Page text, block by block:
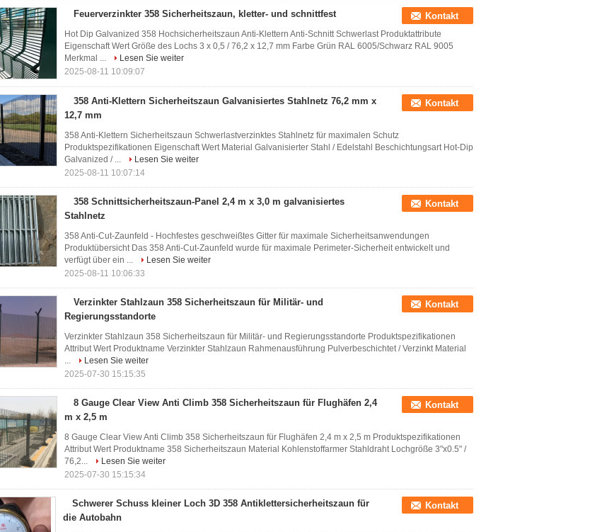
Feuerverzinkter 358 Sicherheitszaun, kletter- und schnittfest Kontakt
Hot Dip Galvanized 358 Hochsicherheitszaun Anti-Klettern Anti-Schnitt Schwerlast Produktattribute
Eigenschaft Wert Größe des Lochs 3 x 0,5 / 76,2 x 12,7 mm Farbe Grün RAL 6005/Schwarz RAL 9005
Merkmal ...
Lesen Sie weiter
2025-08-11 10:09:07
358 Anti-Klettern Sicherheitszaun Galvanisiertes Stahlnetz 76,2 mm x
12,7 mm
Kontakt
358 Anti-Klettern Sicherheitszaun Schwerlastverzinktes Stahlnetz für maximalen Schutz
Produktspezifikationen Eigenschaft Wert Material Galvanisierter Stahl / Edelstahl Beschichtungsart Hot-Dip
Galvanized / ...
Lesen Sie weiter
2025-08-11 10:07:14
358 Schnittsicherheitszaun-Panel 2,4 m x 3,0 m galvanisiertes
Stahlnetz
Kontakt
358 Anti-Cut-Zaunfeld - Hochfestes geschweißtes Gitter für maximale Sicherheitsanwendungen
Produktübersicht Das 358 Anti-Cut-Zaunfeld wurde für maximale Perimeter-Sicherheit entwickelt und
verfügt über ein ...
Lesen Sie weiter
2025-08-11 10:06:33
Verzinkter Stahlzaun 358 Sicherheitszaun für Militär- und
Regierungsstandorte
Kontakt
Verzinkter Stahlzaun 358 Sicherheitszaun für Militär- und Regierungsstandorte Produktspezifikationen
Attribut Wert Produktname Verzinkter Stahlzaun Rahmenausführung Pulverbeschichtet / Verzinkt Material
...
Lesen Sie weiter
2025-07-30 15:15:35
8 Gauge Clear View Anti Climb 358 Sicherheitszaun für Flughäfen 2,4
m x 2,5 m
Kontakt
8 Gauge Clear View Anti Climb 358 Sicherheitszaun für Flughäfen 2,4 m x 2,5 m Produktspezifikationen
Attribut Wert Produktname 358 Sicherheitszaun Material Kohlenstoffarmer Stahldraht Lochgröße 3"x0.5" /
76,2...
Lesen Sie weiter
2025-07-30 15:15:34
Schwerer Schuss kleiner Loch 3D 358 Antiklettersicherheitszaun für
die Autobahn
Kontakt